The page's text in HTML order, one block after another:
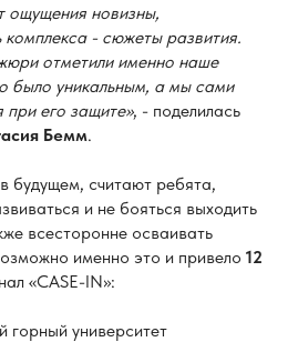
ощущения новизны,
комплекса - сюжеты развития.
отметили именно наше
было уникальным, а мы сами
при его защите», - поделилась
Бемм.
будущем, считают ребята,
и не бояться выходить
всесторонне осваивать
именно это и привело 12
«CASE-IN»:
горный университет